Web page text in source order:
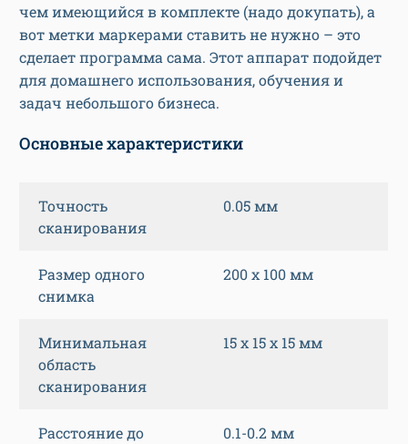
чем имеющийся в комплекте (надо докупать), а
вот метки маркерами ставить не нужно – это
сделает программа сама. Этот аппарат подойдет
для домашнего использования, обучения и
задач небольшого бизнеса.
Основные характеристики
Точность
сканирования
0.05 мм
Размер одного
снимка
200 х 100 мм
Минимальная
область
сканирования
15 х 15 х 15 мм
Расстояние до
0.1-0.2 мм